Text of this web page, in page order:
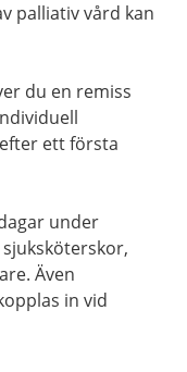
palliativ vård kan
du en remiss
ett första
under
Även
in vid